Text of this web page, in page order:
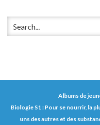
Albums de
Biologie S1 : Pour se nourrir, la
uns des autres et des